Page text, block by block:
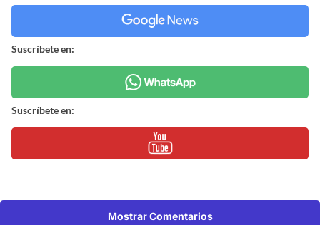
Suscríbete en:
Suscríbete en:
Mostrar Comentarios